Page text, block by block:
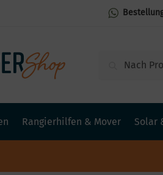
Suchen
Rangierhilfen & Mover Solar